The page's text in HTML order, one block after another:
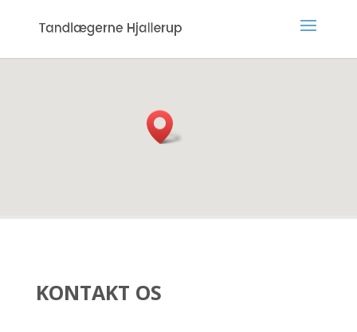
KONTAKT OS